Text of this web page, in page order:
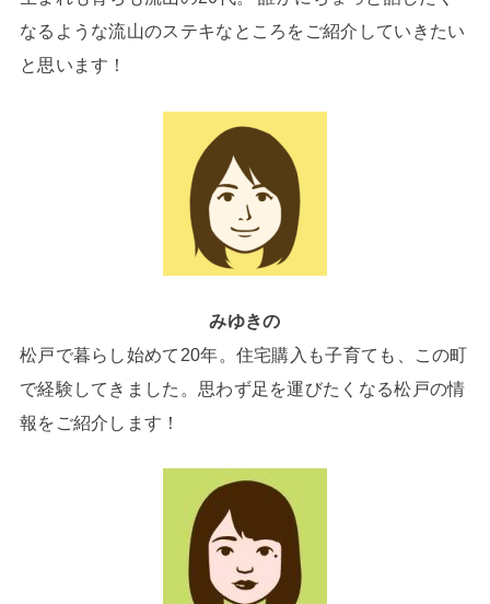
なるような流山のステキなところをご紹介していきたい
と思います！
みゆきの
松戸で暮らし始めて20年。住宅購入も子育ても、この町
で経験してきました。思わず足を運びたくなる松戸の情
報をご紹介します！